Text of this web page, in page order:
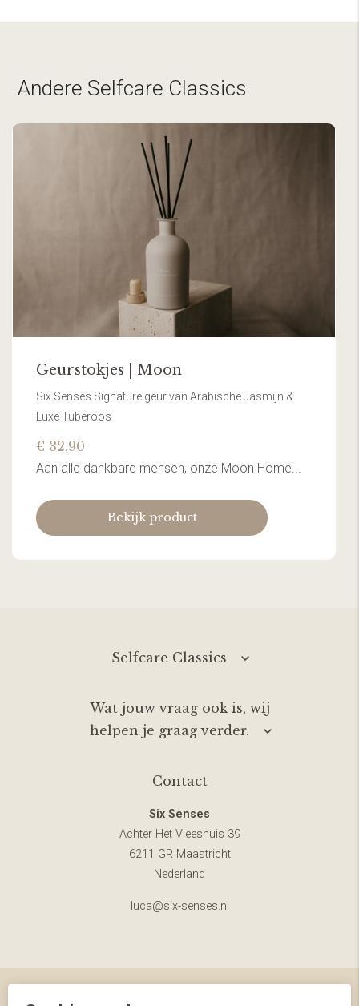
Andere Selfcare Classics
Geurstokjes | Moon
Six Senses Signature geur van Arabische Jasmijn &
Luxe Tuberoos
€ 32,90
Aan alle dankbare mensen, onze Moon Home...
Bekijk product
Selfcare Classics
Wat jouw vraag ook is, wij
helpen je graag verder.
Contact
Six Senses
Achter Het Vleeshuis 39
6211 GR Maastricht
Nederland
luca@six-senses.nl